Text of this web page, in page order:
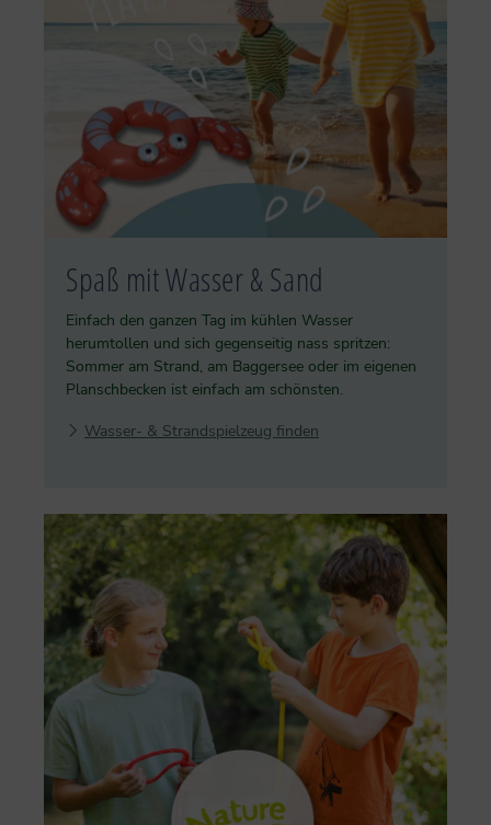
Spaß mit Wasser & Sand
Einfach den ganzen Tag im kühlen Wasser
herumtollen und sich gegenseitig nass spritzen:
Sommer am Strand, am Baggersee oder im eigenen
Planschbecken ist einfach am schönsten.
Wasser- & Strandspielzeug finden